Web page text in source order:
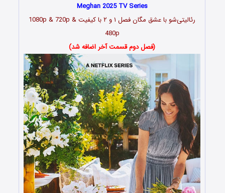
Meghan 2025 TV Series
رئالیتی‌شو با عشق مگان فصل ۱ و ۲ با کیفیت 1080p & 720p &
480p
(فصل دوم قسمت آخر اضافه شد)